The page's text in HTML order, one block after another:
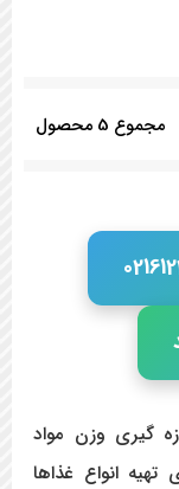
مجموع 5 محصول
گیری وزن مواد
انواع غذاها